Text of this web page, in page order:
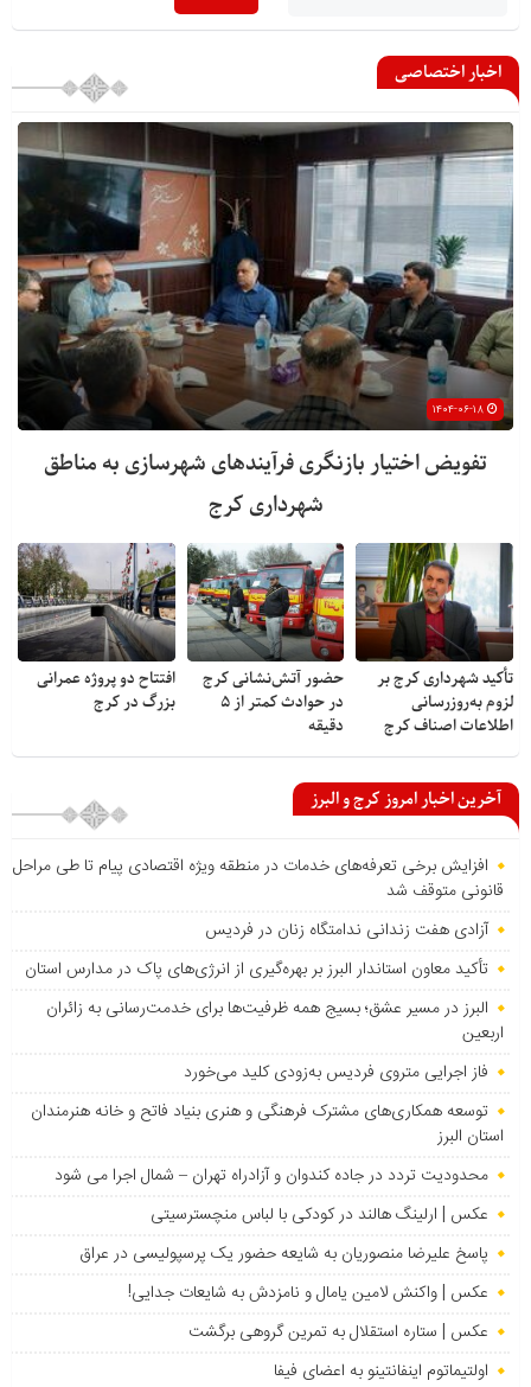
اخبار اختصاصی
تفویض اختیار بازنگری فرآیندهای شهرسازی به مناطق
شهرداری کرج
تأکید شهرداری کرج بر
لزوم به‌روزرسانی
اطلاعات اصناف کرج
حضور آتش‌نشانی کرج
در حوادث کمتر از ۵
دقیقه
افتتاح دو پروژه عمرانی
بزرگ در کرج
آخرین اخبار امروز کرج و البرز
افزایش برخی تعرفه‌های خدمات در منطقه ویژه اقتصادی پیام تا طی مراحل
قانونی متوقف شد
آزادی هفت زندانی ندامتگاه زنان در فردیس
تأکید معاون استاندار البرز بر بهره‌گیری از انرژی‌های پاک در مدارس استان
البرز در مسیر عشق؛ بسیج همه ظرفیت‌ها برای خدمت‌رسانی به زائران
اربعین
فاز اجرایی متروی فردیس به‌زودی کلید می‌خورد
توسعه همکاری‌های مشترک فرهنگی و هنری بنیاد فاتح و خانه هنرمندان
استان البرز
محدودیت تردد در جاده کندوان و آزادراه تهران – شمال اجرا می شود
عکس | ارلینگ هالند در کودکی با لباس منچسترسیتی
پاسخ علیرضا منصوریان به شایعه حضور یک پرسپولیسی در عراق
عکس | واکنش لامین یامال و نامزدش به شایعات جدایی!
عکس | ستاره استقلال به تمرین گروهی برگشت
اولتیماتوم اینفانتینو به اعضای فیفا